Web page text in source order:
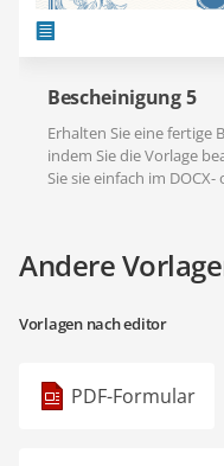
Bescheinigung 5
Erhalten Sie eine fertige
indem Sie die Vorlage
Sie sie einfach im
Andere
Vorlagen nach editor
PDF-Formular